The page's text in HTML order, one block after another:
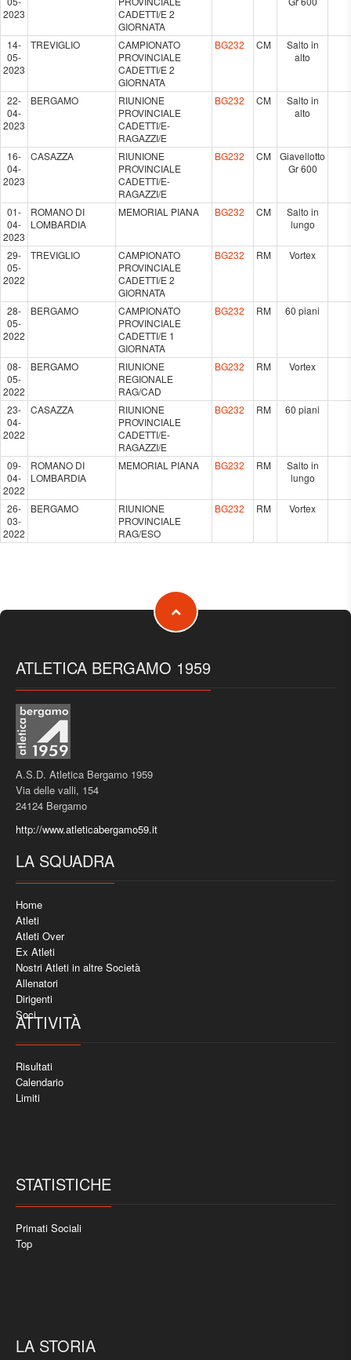
2023
CADETTI/E 2
GIORNATA
14-
05-
2023
TREVIGLIO
CAMPIONATO
PROVINCIALE
CADETTI/E 2
GIORNATA
BG232 CM
Salto in
alto
22-
04-
2023
BERGAMO
RIUNIONE
PROVINCIALE
CADETTI/E-
RAGAZZI/E
BG232 CM
Salto in
alto
16-
04-
2023
CASAZZA
RIUNIONE
PROVINCIALE
CADETTI/E-
RAGAZZI/E
BG232 CM
Giavellotto
Gr 600
01-
04-
2023
ROMANO DI
LOMBARDIA
MEMORIAL PIANA BG232 CM
Salto in
lungo
29-
05-
2022
TREVIGLIO
CAMPIONATO
PROVINCIALE
CADETTI/E 2
GIORNATA
BG232 RM Vortex
28-
05-
2022
BERGAMO
CAMPIONATO
PROVINCIALE
CADETTI/E 1
GIORNATA
BG232 RM 60 piani
08-
05-
2022
BERGAMO
RIUNIONE
REGIONALE
RAG/CAD
BG232 RM Vortex
23-
04-
2022
CASAZZA
RIUNIONE
PROVINCIALE
CADETTI/E-
RAGAZZI/E
BG232 RM 60 piani
09-
04-
2022
ROMANO DI
LOMBARDIA
MEMORIAL PIANA BG232 RM
Salto in
lungo
26-
03-
2022
BERGAMO
RIUNIONE
PROVINCIALE
RAG/ESO
BG232 RM Vortex
ATLETICA BERGAMO 1959
A.S.D. Atletica Bergamo 1959
Via delle valli, 154
24124 Bergamo
http://www.atleticabergamo59.it
LA SQUADRA
Home
Atleti
Atleti Over
Ex Atleti
Nostri Atleti in altre Società
Allenatori
Dirigenti
Soci
ATTIVITÀ
Risultati
Calendario
Limiti
STATISTICHE
Primati Sociali
Top
LA STORIA